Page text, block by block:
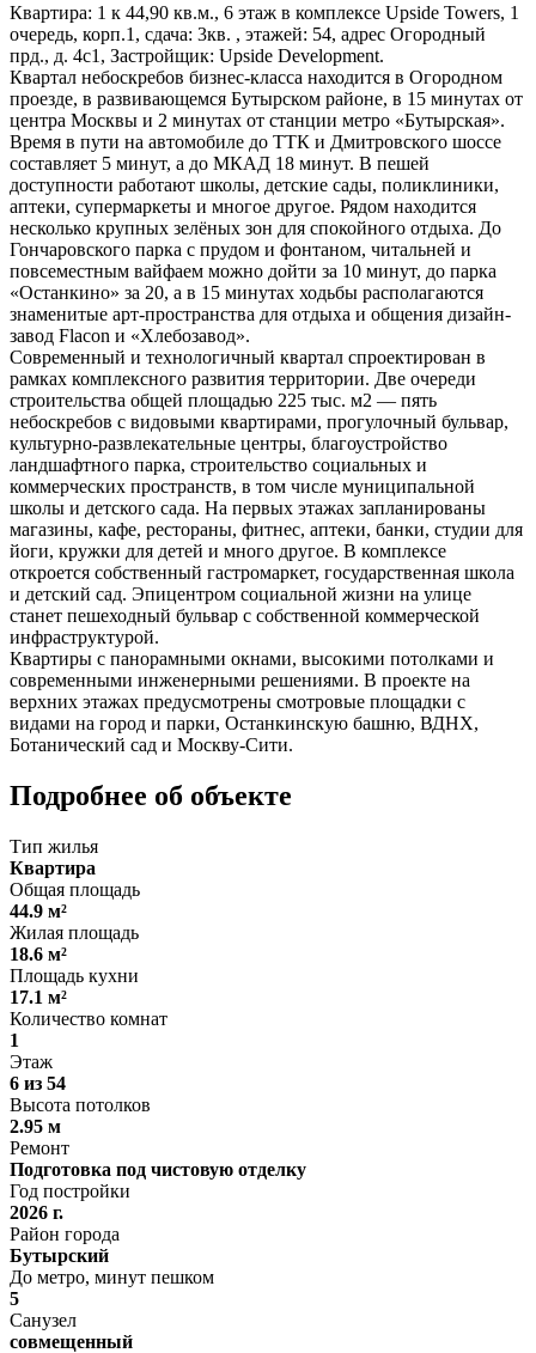
Квартира: 1 к 44,90 кв.м., 6 этаж в комплексе Upside Towers, 1
очередь, корп.1, сдача: 3кв. , этажей: 54, адрес Огородный
прд., д. 4с1, Застройщик: Upside Development.
Квартал небоскребов бизнес-класса находится в Огородном
проезде, в развивающемся Бутырском районе, в 15 минутах от
центра Москвы и 2 минутах от станции метро «Бутырская».
Время в пути на автомобиле до ТТК и Дмитровского шоссе
составляет 5 минут, а до МКАД 18 минут. В пешей
доступности работают школы, детские сады, поликлиники,
аптеки, супермаркеты и многое другое. Рядом находится
несколько крупных зелёных зон для спокойного отдыха. До
Гончаровского парка с прудом и фонтаном, читальней и
повсеместным вайфаем можно дойти за 10 минут, до парка
«Останкино» за 20, а в 15 минутах ходьбы располагаются
знаменитые арт-пространства для отдыха и общения дизайн-
завод Flacon и «Хлебозавод».
Современный и технологичный квартал спроектирован в
рамках комплексного развития территории. Две очереди
строительства общей площадью 225 тыс. м2 — пять
небоскребов с видовыми квартирами, прогулочный бульвар,
культурно-развлекательные центры, благоустройство
ландшафтного парка, строительство социальных и
коммерческих пространств, в том числе муниципальной
школы и детского сада. На первых этажах запланированы
магазины, кафе, рестораны, фитнес, аптеки, банки, студии для
йоги, кружки для детей и много другое. В комплексе
откроется собственный гастромаркет, государственная школа
и детский сад. Эпицентром социальной жизни на улице
станет пешеходный бульвар с собственной коммерческой
инфраструктурой.
Квартиры с панорамными окнами, высокими потолками и
современными инженерными решениями. В проекте на
верхних этажах предусмотрены смотровые площадки с
видами на город и парки, Останкинскую башню, ВДНХ,
Ботанический сад и Москву-Сити.
Подробнее об объекте
Тип жилья
Квартира
Общая площадь
44.9 м²
Жилая площадь
18.6 м²
Площадь кухни
17.1 м²
Количество комнат
1
Этаж
6 из 54
Высота потолков
2.95 м
Ремонт
Подготовка под чистовую отделку
Год постройки
2026 г.
Район города
Бутырский
До метро, минут пешком
5
Санузел
совмещенный